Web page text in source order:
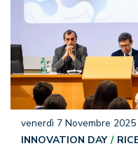
venerdì 7 Novembre 2025
INNOVATION DAY